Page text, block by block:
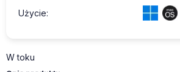
Użycie:
W toku